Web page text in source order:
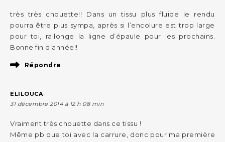
très très chouette!! Dans un tissu plus fluide le rendu
pourra être plus sympa, après si l’encolure est trop large
pour toi, rallonge la ligne d’épaule pour les prochains.
Bonne fin d’année!!
Répondre
ELILOUCA
31 décembre 2014 à 12 h 08 min
Vraiment très chouette dans ce tissu !
Même pb que toi avec la carrure, donc pour ma première